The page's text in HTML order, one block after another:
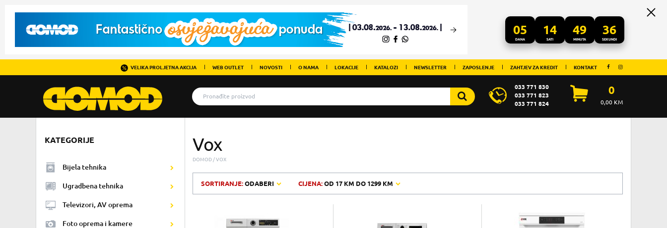
05
DANA
14
SATI
49
MINUTA
36
SEKUNDI
VELIKA PROLJETNA AKCIJA WEB OUTLET NOVOSTI O NAMA LOKACIJE KATALOZI NEWSLETTER ZAPOSLENJE ZAHTJEV ZA KREDIT KONTAKT
033 771 830
033 771 823
033 771 824
0
0,00KM
KATEGORIJE
Bijela tehnika
Ugradbena tehnika
Televizori, AV oprema
Foto oprema i kamere
Vox
DOMOD VOX
SORTIRANJE:ODABERI CIJENA:OD 17 KM DO 1299 KM